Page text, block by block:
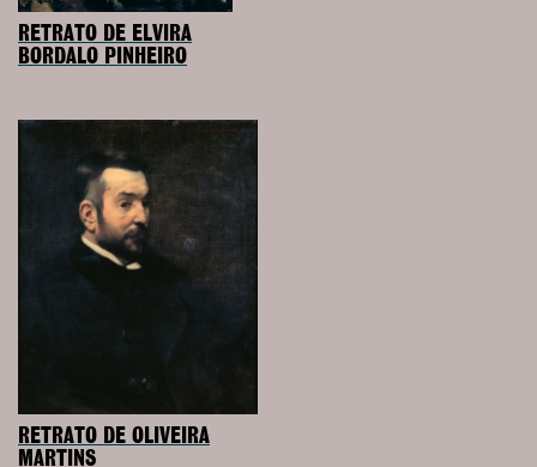
RETRATO DE ELVIRA
BORDALO PINHEIRO
RETRATO DE OLIVEIRA
MARTINS